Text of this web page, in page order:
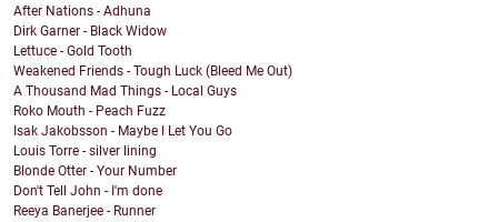
After Nations - Adhuna
Dirk Garner - Black Widow
Lettuce - Gold Tooth
Weakened Friends - Tough Luck (Bleed Me Out)
A Thousand Mad Things - Local Guys
Roko Mouth - Peach Fuzz
Isak Jakobsson - Maybe I Let You Go
Louis Torre - silver lining
Blonde Otter - Your Number
Don't Tell John - I'm done
Reeya Banerjee - Runner